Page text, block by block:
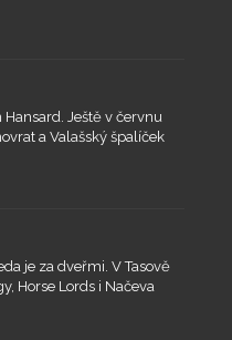
Ještě v červnu
a Valašský špalíček
je za dveřmi. V Tasově
Horse Lords i Načeva